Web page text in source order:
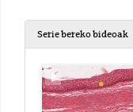
Serie bereko bideoak